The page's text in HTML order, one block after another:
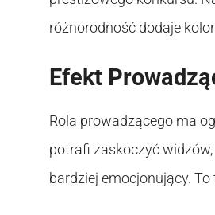
różnorodność dodaje
Efekt
Rola prowadzącego ma
potrafi zaskoczyć
bardziej emocjonujący.